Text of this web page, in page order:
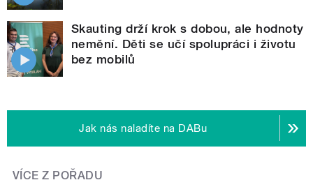
Skauting drží krok s dobou, ale hodnoty
nemění. Děti se učí spolupráci i životu
bez mobilů
Jak nás naladíte na DABu
VÍCE Z POŘADU